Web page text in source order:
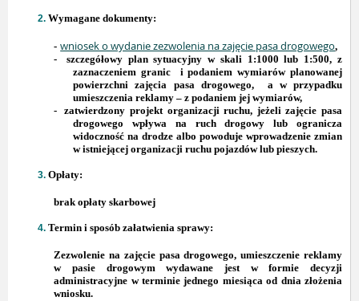
Wymagane dokumenty:
- wniosek o wydanie zezwolenia na zajęcie pasa drogowego,
-
szczegółowy plan sytuacyjny w skali 1:1000 lub 1:500, z
zaznaczeniem granic
i podaniem wymiarów planowanej
powierzchni zajęcia pasa drogowego,
a w przypadku
umieszczenia reklamy – z podaniem jej wymiarów,
-
zatwierdzony projekt organizacji ruchu, jeżeli zajęcie pasa
drogowego wpływa na ruch drogowy lub ogranicza
widoczność na drodze albo powoduje wprowadzenie zmian
w istniejącej organizacji ruchu pojazdów lub pieszych.
Opłaty:
brak opłaty skarbowej
Termin i sposób załatwienia sprawy:
Zezwolenie na zajęcie pasa drogowego, umieszczenie reklamy
w pasie drogowym wydawane jest w formie decyzji
administracyjne w terminie jednego miesiąca od dnia złożenia
wniosku.